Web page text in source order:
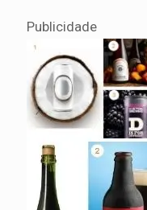
Publicidade